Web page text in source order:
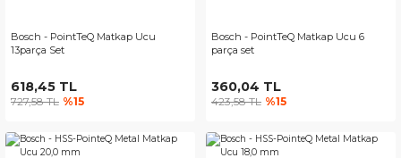
Bosch - PointTeQ Matkap Ucu
13parça Set
618,45 TL
727,58 TL %15
Bosch - PointTeQ Matkap Ucu 6
parça set
360,04 TL
423,58 TL %15